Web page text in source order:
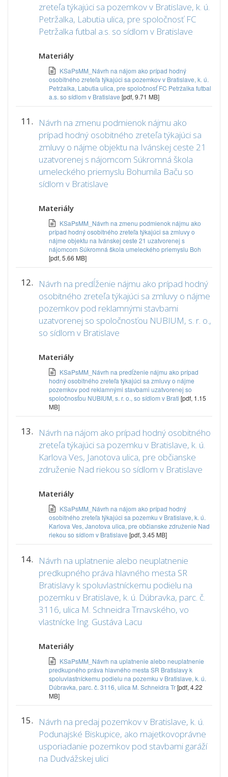
zreteľa týkajúci sa pozemkov v Bratislave, k. ú.
Petržalka, Labutia ulica, pre spoločnosť FC
Petržalka futbal a.s. so sídlom v Bratislave
Materiály
KSaPsMM_Návrh na nájom ako prípad hodný
osobitného zreteľa týkajúci sa pozemkov v Bratislave, k. ú.
Petržalka, Labutia ulica, pre spoločnosť FC Petržalka futbal
a.s. so sídlom v Bratislave [pdf, 9.71 MB]
11.
Návrh na zmenu podmienok nájmu ako
prípad hodný osobitného zreteľa týkajúci sa
zmluvy o nájme objektu na Ivánskej ceste 21
uzatvorenej s nájomcom Súkromná škola
umeleckého priemyslu Bohumila Baču so
sídlom v Bratislave
Materiály
KSaPsMM_Návrh na zmenu podmienok nájmu ako
prípad hodný osobitného zreteľa týkajúci sa zmluvy o
nájme objektu na Ivánskej ceste 21 uzatvorenej s
nájomcom Súkromná škola umeleckého priemyslu Boh
[pdf, 5.66 MB]
12.
Návrh na predĺženie nájmu ako prípad hodný
osobitného zreteľa týkajúci sa zmluvy o nájme
pozemkov pod reklamnými stavbami
uzatvorenej so spoločnosťou NUBIUM, s. r. o.,
so sídlom v Bratislave
Materiály
KSaPsMM_Návrh na predĺženie nájmu ako prípad
hodný osobitného zreteľa týkajúci sa zmluvy o nájme
pozemkov pod reklamnými stavbami uzatvorenej so
spoločnosťou NUBIUM, s. r. o., so sídlom v Brati [pdf, 1.15
MB]
13.
Návrh na nájom ako prípad hodný osobitného
zreteľa týkajúci sa pozemku v Bratislave, k. ú.
Karlova Ves, Janotova ulica, pre občianske
združenie Nad riekou so sídlom v Bratislave
Materiály
KSaPsMM_Návrh na nájom ako prípad hodný
osobitného zreteľa týkajúci sa pozemku v Bratislave, k. ú.
Karlova Ves, Janotova ulica, pre občianske združenie Nad
riekou so sídlom v Bratislave [pdf, 3.45 MB]
14.
Návrh na uplatnenie alebo neuplatnenie
predkupného práva hlavného mesta SR
Bratislavy k spoluvlastníckemu podielu na
pozemku v Bratislave, k. ú. Dúbravka, parc. č.
3116, ulica M. Schneidra Trnavského, vo
vlastnícke Ing. Gustáva Lacu
Materiály
KSaPsMM_Návrh na uplatnenie alebo neuplatnenie
predkupného práva hlavného mesta SR Bratislavy k
spoluvlastníckemu podielu na pozemku v Bratislave, k. ú.
Dúbravka, parc. č. 3116, ulica M. Schneidra Tr[pdf, 4.22
MB]
15.
Návrh na predaj pozemkov v Bratislave, k. ú.
Podunajské Biskupice, ako majetkovoprávne
usporiadanie pozemkov pod stavbami garáží
na Dudvážskej ulici